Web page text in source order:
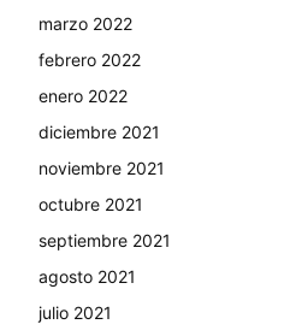
marzo 2022
febrero 2022
enero 2022
diciembre 2021
noviembre 2021
octubre 2021
septiembre 2021
agosto 2021
julio 2021